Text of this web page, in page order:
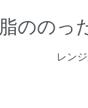
脂ののっ
レン